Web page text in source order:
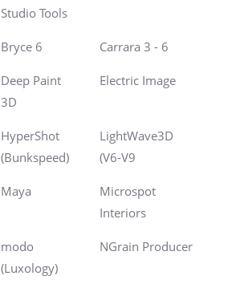
Studio Tools
Bryce 6 Carrara 3 - 6
Deep Paint
3D
Electric Image
HyperShot
(Bunkspeed)
LightWave3D
(V6-V9
Maya
Microspot
Interiors
modo
(Luxology)
NGrain Producer